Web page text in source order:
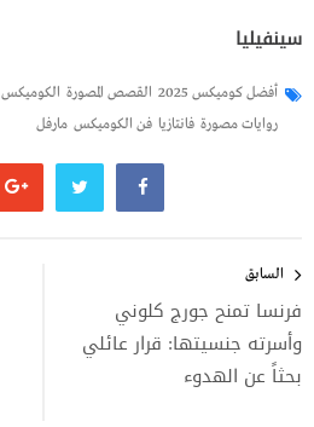
سينفيليا
أفضل كوميكس 2025 القصص المصورة الكوميكس
روايات مصورة فانتازيا فن الكوميكس مارفل
المقالات
السابق
فرنسا تمنح جورج كلوني
وأسرته جنسيتها: قرار عائلي
بحثاً عن الهدوء